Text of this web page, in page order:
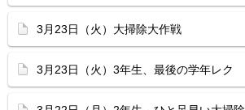
3月23日（火）大掃除大作戦
3月23日（火）3年生、最後の学年レク